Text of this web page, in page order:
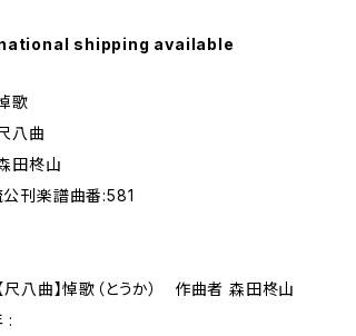
shipping available
歌
八曲
田柊山
刊楽譜曲番:581
尺八曲】悼歌（とうか） 作曲者 森田柊山
: